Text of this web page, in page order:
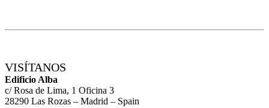
VISÍTANOS
Edificio Alba
c/ Rosa de Lima, 1 Oficina 3
28290 Las Rozas – Madrid – Spain